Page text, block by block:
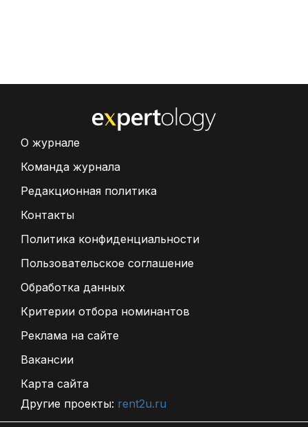
О журнале
Команда журнала
Редакционная политика
Контакты
Политика конфиденциальности
Пользовательское соглашение
Обработка данных
Критерии отбора номинантов
Реклама на сайте
Вакансии
Карта сайта
Другие проекты: rent2u.ru